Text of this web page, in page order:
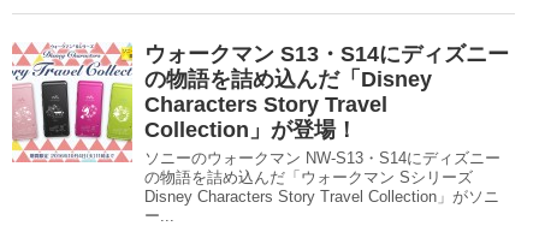
ウォークマン S13・S14にディズニー
の物語を詰め込んだ「Disney
Characters Story Travel
Collection」が登場！
ソニーのウォークマン NW-S13・S14にディズニー
の物語を詰め込んだ「ウォークマン Sシリーズ
Disney Characters Story Travel Collection」がソニ
ー...